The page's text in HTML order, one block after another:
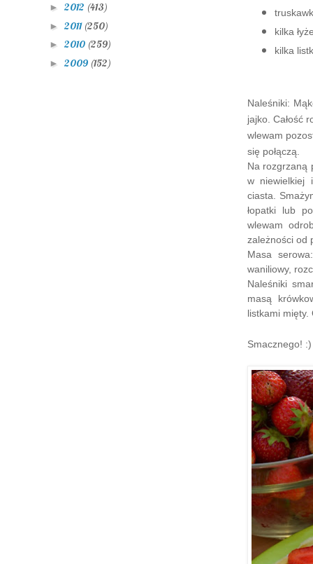
kilka
kilka
Naleśniki:
jajko. Całość
wlewam
się połączą.
Na rozgrzaną
w niewielkiej
ciasta.
łopatki lub
wlewam
zależności od
Masa
waniliowy,
Naleśniki
masą
listkami
Smacznego! :)
► 2012 (413)
► 2011 (250)
► 2010 (259)
► 2009 (152)